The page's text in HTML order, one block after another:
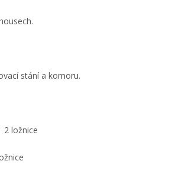
stání a komoru.
2 ložnice